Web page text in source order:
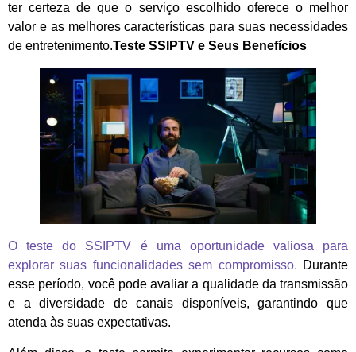
ter certeza de que o serviço escolhido oferece o melhor
valor e as melhores características para suas necessidades
de entretenimento.Teste SSIPTV e Seus Benefícios
O teste do SSIPTV é uma oportunidade valiosa para
explorar suas funcionalidades sem compromisso. Durante
esse período, você pode avaliar a qualidade da transmissão
e a diversidade de canais disponíveis, garantindo que
atenda às suas expectativas.